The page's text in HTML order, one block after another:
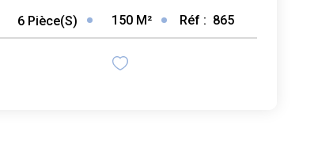
6 Pièce(s) 150 M² Réf : 865